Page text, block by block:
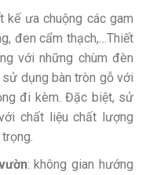
kế ưa chuộng các gam
đen cẩm thạch,…Thiết
với những chùm đèn
dụng bàn tròn gỗ với
đi kèm. Đặc biệt, sử
chất liệu chất lượng
: không gian hướng